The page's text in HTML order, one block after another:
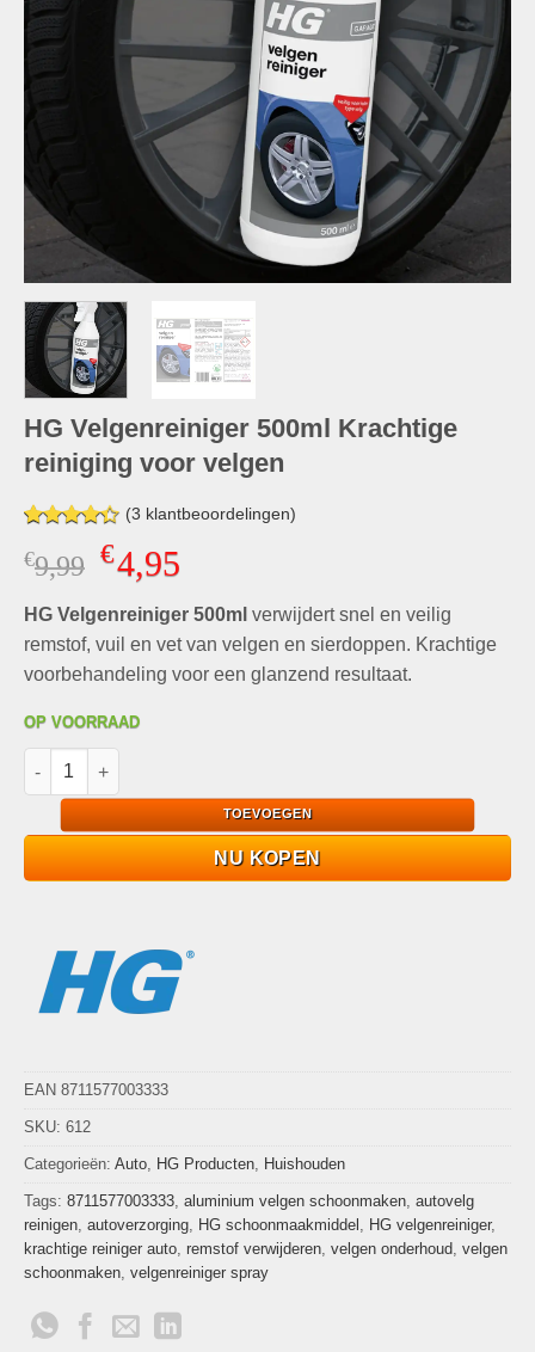
HG Velgenreiniger 500ml Krachtige
reiniging voor velgen
Gewaardeerd
4.33 op 5
gebaseerd
waarderingen
(3 klantbeoordelingen)
€9,99 Oorspronkelijke
prijs
was:
€9,99.
€4,95Huidige
is:
€4,95.
HG Velgenreiniger 500ml verwijdert snel en veilig
remstof, vuil en vet van velgen en sierdoppen. Krachtige
voorbehandeling voor een glanzend resultaat.
OP VOORRAAD
HG Velgenreiniger 500ml Krachtige reiniging voor velgen
TOEVOEGEN
NU KOPEN
EAN 8711577003333
SKU: 612
Categorieën: Auto HG Producten Huishouden
Tags: 8711577003333 aluminium velgen schoonmaken autovelg
reinigen autoverzorging HG schoonmaakmiddel HG velgenreiniger,
krachtige reiniger auto remstof verwijderen velgen onderhoud velgen
schoonmaken velgenreiniger spray